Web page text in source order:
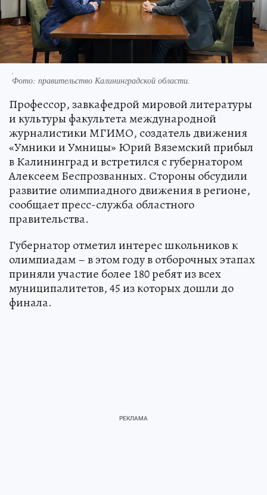
.
Фото: правительство Калининградской области.
Профессор, завкафедрой мировой литературы
и культуры факультета международной
журналистики МГИМО, создатель движения
«Умники и Умницы» Юрий Вяземский прибыл
в Калининград и встретился с губернатором
Алексеем Беспрозванных. Стороны обсудили
развитие олимпиадного движения в регионе,
сообщает пресс-служба областного
правительства.
Губернатор отметил интерес школьников к
олимпиадам – в этом году в отборочных этапах
приняли участие более 180 ребят из всех
муниципалитетов, 45 из которых дошли до
финала.